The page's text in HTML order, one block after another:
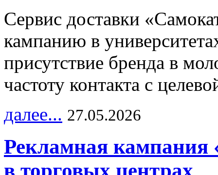
Сервис доставки
кампанию в
присутствие бренда в
частоту контакта с
далее... 27.05.2026
Рекламная кампания